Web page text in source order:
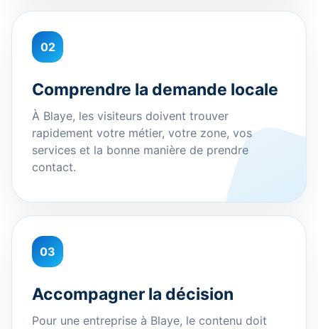
02
Comprendre la demande locale
À Blaye, les visiteurs doivent trouver
rapidement votre métier, votre zone, vos
services et la bonne manière de prendre
contact.
03
Accompagner la décision
Pour une entreprise à Blaye, le contenu doit